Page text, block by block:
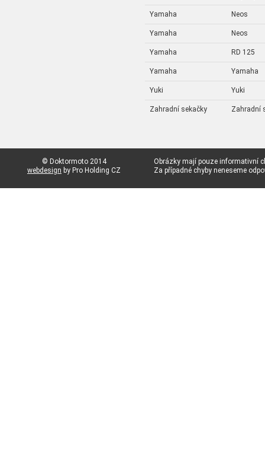
Yamaha Neos
Yamaha Neos
Yamaha RD 125
Yamaha Yamaha
Yuki Yuki
Zahradní sekačky Zahradní
© Doktormoto 2014
webdesign by Pro Holding CZ
Obrázky mají pouze informativní
Za případné chyby neneseme